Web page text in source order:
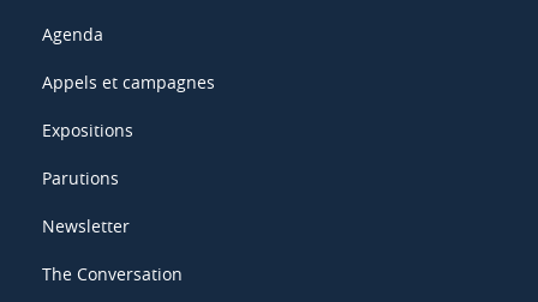
Agenda
Appels et campagnes
Expositions
Parutions
Newsletter
The Conversation